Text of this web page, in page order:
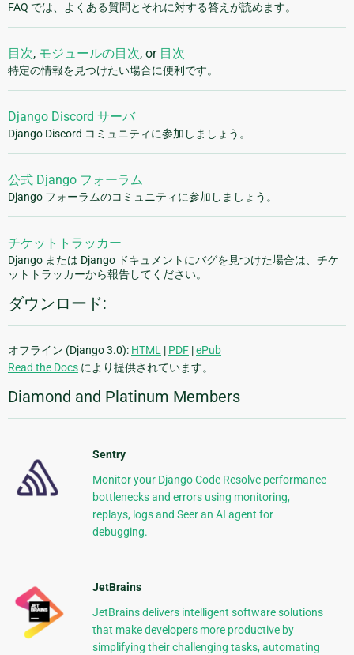
FAQ では、よくある質問とそれに対する答えが読めます。
目次, モジュールの目次, or 目次
特定の情報を見つけたい場合に便利です。
Django Discord サーバ
Django Discord コミュニティに参加しましょう。
公式 Django フォーラム
Django フォーラムのコミュニティに参加しましょう。
チケットトラッカー
Django または Django ドキュメントにバグを見つけた場合は、チケ
ットトラッカーから報告してください。
ダウンロード:
オフライン (Django 3.0): HTML | PDF |ePub
Read the Docs により提供されています。
Diamond and Platinum Members
Sentry
Monitor your Django Code Resolve performance
bottlenecks and errors using monitoring,
replays, logs and Seer an AI agent for
debugging.
JetBrains
JetBrains delivers intelligent software solutions
that make developers more productive by
simplifying their challenging tasks, automating